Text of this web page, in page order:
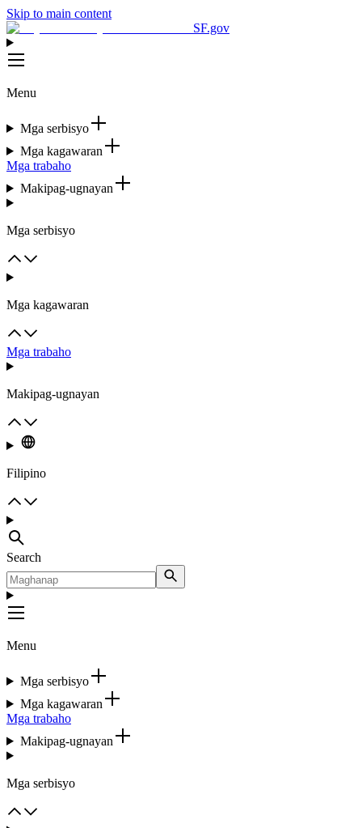
Skip to main content
SF.gov
Menu
Mga serbisyo
Mga kagawaran
Mga trabaho
Makipag-ugnayan
Mga serbisyo
Mga kagawaran
Mga trabaho
Makipag-ugnayan
Filipino
Search
Menu
Mga serbisyo
Mga kagawaran
Mga trabaho
Makipag-ugnayan
Mga serbisyo